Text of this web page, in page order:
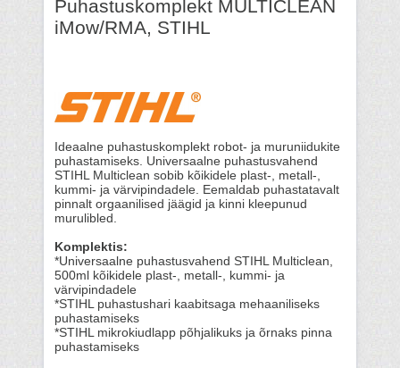
Puhastuskomplekt MULTICLEAN
iMow/RMA, STIHL
Ideaalne puhastuskomplekt robot- ja muruniidukite
puhastamiseks. Universaalne puhastusvahend
STIHL Multiclean sobib kõikidele plast-, metall-,
kummi- ja värvipindadele. Eemaldab puhastatavalt
pinnalt orgaanilised jäägid ja kinni kleepunud
murulibled.
Komplektis:
*Universaalne puhastusvahend STIHL Multiclean,
500ml kõikidele plast-, metall-, kummi- ja
värvipindadele
*STIHL puhastushari kaabitsaga mehaaniliseks
puhastamiseks
*STIHL mikrokiudlapp põhjalikuks ja õrnaks pinna
puhastamiseks